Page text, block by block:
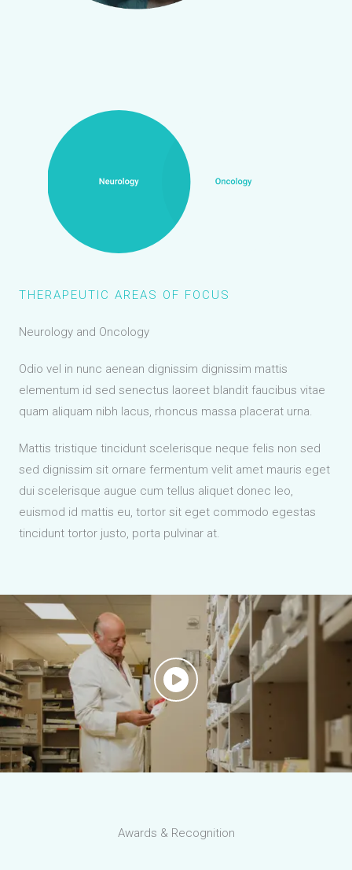
THERAPEUTIC AREAS OF FOCUS
Neurology and Oncology
Odio vel in nunc aenean dignissim dignissim mattis
elementum id sed senectus laoreet blandit faucibus vitae
quam aliquam nibh lacus, rhoncus massa placerat urna.
Mattis tristique tincidunt scelerisque neque felis non sed
sed dignissim sit ornare fermentum velit amet mauris eget
dui scelerisque augue cum tellus aliquet donec leo,
euismod id mattis eu, tortor sit eget commodo egestas
tincidunt tortor justo, porta pulvinar at.
Awards & Recognition